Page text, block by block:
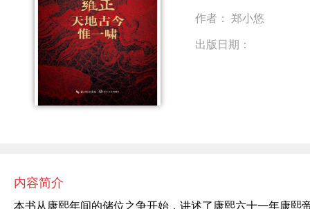
作者： 郑小悠
出版日期：
内容简介
本书从康熙年间的储位之争开始，讲述了康熙六十一年康